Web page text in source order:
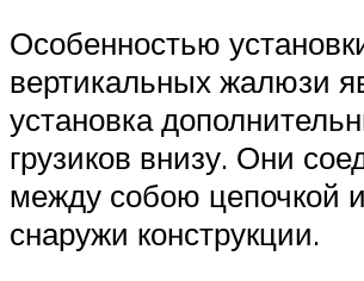
Особенностью
вертикальных жалюзи
установка
грузиков внизу. Они
между собою цепочкой
снаружи конструкции.